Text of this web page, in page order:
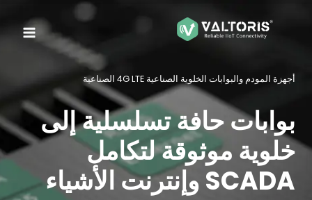
أجهزة المودم والبوابات الخلوية الصناعية 4G LTE الصناعية
بوابات حافة تسلسلية إلى
خلوية موثوقة لتكامل
SCADA وإنترنت الأشياء